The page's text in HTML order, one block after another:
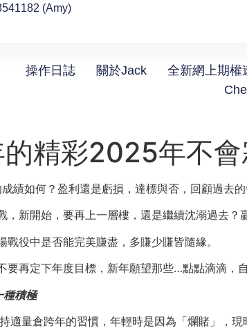
(Amy)
操作日誌 關於Jack 全新網上期權
精彩2025年不會
績如何？盈利還是虧損，達標與否，回顧過去
，新開始，要再上一層樓，還是繼續沈溺過去？
戰役中是否能完美賺盡，多賺少賺皆隨緣。
要再定下年度目標，新年願望那些…點點滴滴，
種積極
適量倉跨年的習慣，年輕時是因為「爛賭」，